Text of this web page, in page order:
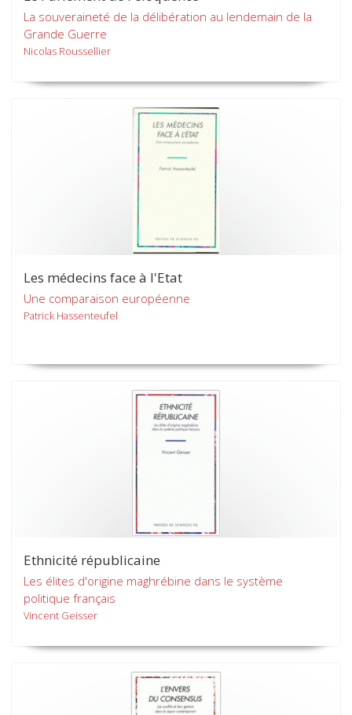
La souveraineté de la délibération au lendemain de la
Grande Guerre
Nicolas Roussellier
Les médecins face à l'Etat
Une comparaison européenne
Patrick Hassenteufel
Ethnicité républicaine
Les élites d'origine maghrébine dans le système
politique français
Vincent Geisser